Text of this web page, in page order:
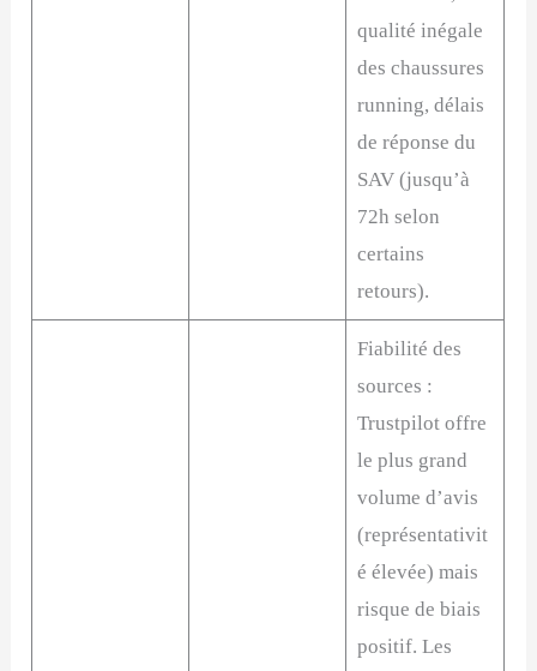
qualité inégale
des chaussures
running, délais
de réponse du
SAV (jusqu’à
72h selon
certains
retours).
Fiabilité des
sources :
Trustpilot offre
le plus grand
volume d’avis
(représentativit
é élevée) mais
risque de biais
positif. Les